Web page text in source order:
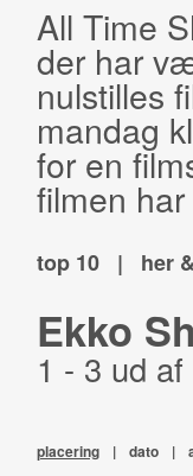
All Time
der har
nulstilles
mandag
for en
filmen
top 10 | her
Ekko
1 - 3 ud
placering | dato |